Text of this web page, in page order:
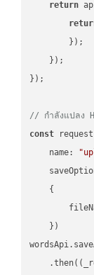
return
        });
    });
});
// กำลังแปลง
const
name:
    {
    })
    .then(
(